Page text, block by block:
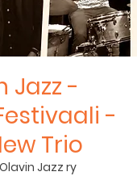
Jazz -
-
Trio
Olavin Jazz ry